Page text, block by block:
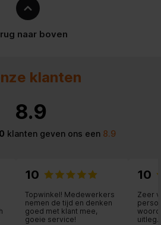
naar boven
klanten
8.9
klanten geven ons een8.9
10
Topwinkel! Medewerkers
nemen de tijd en denken
goed met klant mee,
goeie service!
10
Zeer
woord
uitleg.